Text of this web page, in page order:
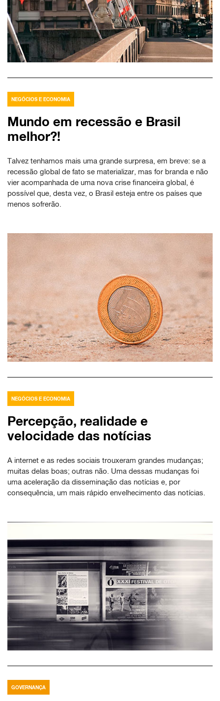
NEGÓCIOS E ECONOMIA
Mundo em recessão e Brasil
melhor?!
Talvez tenhamos mais uma grande surpresa, em breve: se a
recessão global de fato se materializar, mas for branda e não
vier acompanhada de uma nova crise financeira global, é
possível que, desta vez, o Brasil esteja entre os países que
menos sofrerão.
NEGÓCIOS E ECONOMIA
Percepção, realidade e
velocidade das notícias
A internet e as redes sociais trouxeram grandes mudanças;
muitas delas boas; outras não. Uma dessas mudanças foi
uma aceleração da disseminação das notícias e, por
consequência, um mais rápido envelhecimento das notícias.
GOVERNANÇA